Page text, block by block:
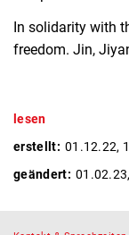
In solidarity with
freedom. Jin,
lesen
erstellt: 01.12.22,
geändert: